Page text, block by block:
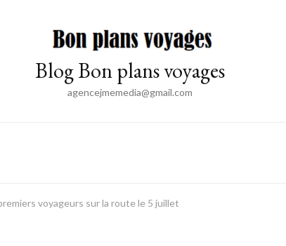
Blog Bon plans voyages
agencejmemedia@gmail.com
voyageurs sur la route le 5 juillet